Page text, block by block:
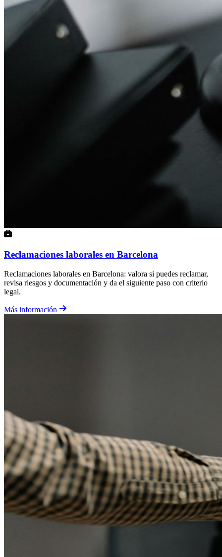
Reclamaciones laborales en Barcelona
Reclamaciones laborales en Barcelona: valora si puedes reclamar,
revisa riesgos y documentación y da el siguiente paso con criterio
legal.
Más información